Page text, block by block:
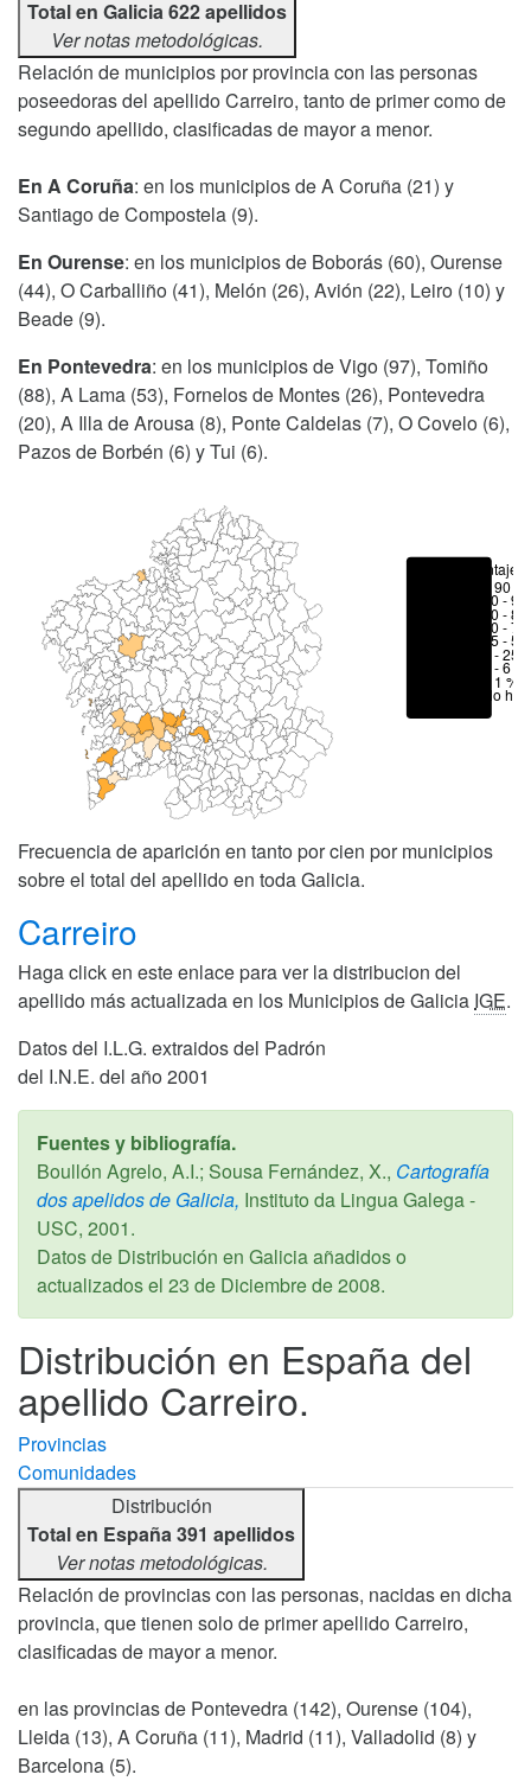
Total en Galicia 622 apellidos
Ver notas metodológicas.
Relación de municipios por provincia con las personas
poseedoras del apellido Carreiro, tanto de primer como de
segundo apellido, clasificadas de mayor a menor.
En A Coruña: en los municipios de A Coruña (21) y
Santiago de Compostela (9).
En Ourense: en los municipios de Boborás (60), Ourense
(44), O Carballiño (41), Melón (26), Avión (22), Leiro (10) y
Beade (9).
En Pontevedra: en los municipios de Vigo (97), Tomiño
(88), A Lama (53), Fornelos de Montes (26), Pontevedra
(20), A Illa de Arousa (8), Ponte Caldelas (7), O Covelo (6),
Pazos de Borbén (6) y Tui (6).
Porcentajes
> 90 %
80 -
70 -
50 -
25 -
6 - 25
1 - 6 %
< 1 %
No hay
Frecuencia de aparición en tanto por cien por municipios
sobre el total del apellido en toda Galicia.
Carreiro
Haga click en este enlace para ver la distribucion del
apellido más actualizada en los Municipios de Galicia IGE.
Datos del I.L.G. extraidos del Padrón
del I.N.E. del año 2001
Fuentes y bibliografía.
Boullón Agrelo, A.I.; Sousa Fernández, X., Cartografía
dos apelidos de Galicia, Instituto da Lingua Galega -
USC, 2001.
Datos de Distribución en Galicia añadidos o
actualizados el 23 de Diciembre de 2008.
Distribución en España del
apellido Carreiro.
Provincias
Comunidades
Distribución
Total en España 391 apellidos
Ver notas metodológicas.
Relación de provincias con las personas, nacidas en dicha
provincia, que tienen solo de primer apellido Carreiro,
clasificadas de mayor a menor.
en las provincias de Pontevedra (142), Ourense (104),
Lleida (13), A Coruña (11), Madrid (11), Valladolid (8) y
Barcelona (5).